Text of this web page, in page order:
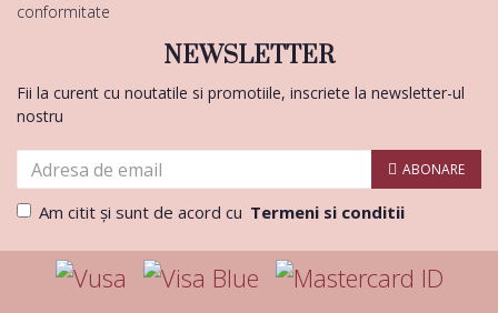
conformitate
NEWSLETTER
Fii la curent cu noutatile si promotiile, inscriete la newsletter-ul
nostru
ABONARE
Am citit şi sunt de acord cu Termeni si conditii